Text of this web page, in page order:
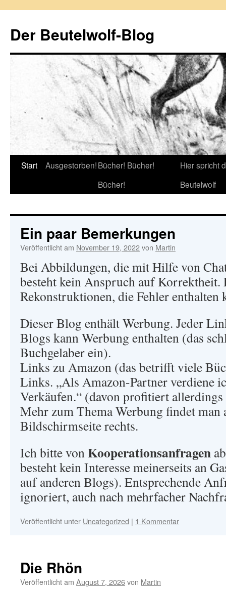
springen
Der Beutelwolf-Blog
Start Ausgestorben!Bücher! Bücher!
Bücher!
Hier spricht
Beutelwolf
Ein paar Bemerkungen
Veröffentlicht am November 19, 2022von Martin
Bei Abbildungen, die mit Hilfe von
besteht kein Anspruch auf Korrektheit.
Rekonstruktionen, die Fehler enthalten
Dieser Blog enthält Werbung. Jeder
Blogs kann Werbung enthalten (das
Buchgelaber ein).
Links zu Amazon (das betrifft viele
Links. „Als Amazon-Partner verdiene
Verkäufen.“ (davon profitiert
Mehr zum Thema Werbung findet man
Bildschirmseite rechts.
Ich bitte vonKooperationsanfragen
besteht kein Interesse meinerseits an
auf anderen Blogs). Entsprechende
ignoriert, auch nach mehrfacher
Veröffentlicht unter Uncategorized | 1 Kommentar
Die Rhön
Veröffentlicht am August 7, 2026von Martin